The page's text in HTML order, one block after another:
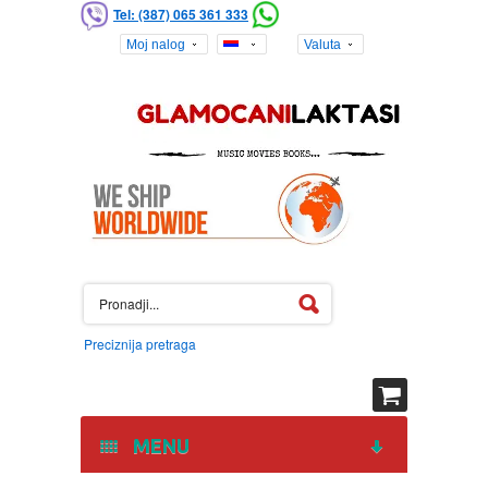
Tel: (387) 065 361 333
Moj nalog Valuta
Preciznija pretraga
MENU